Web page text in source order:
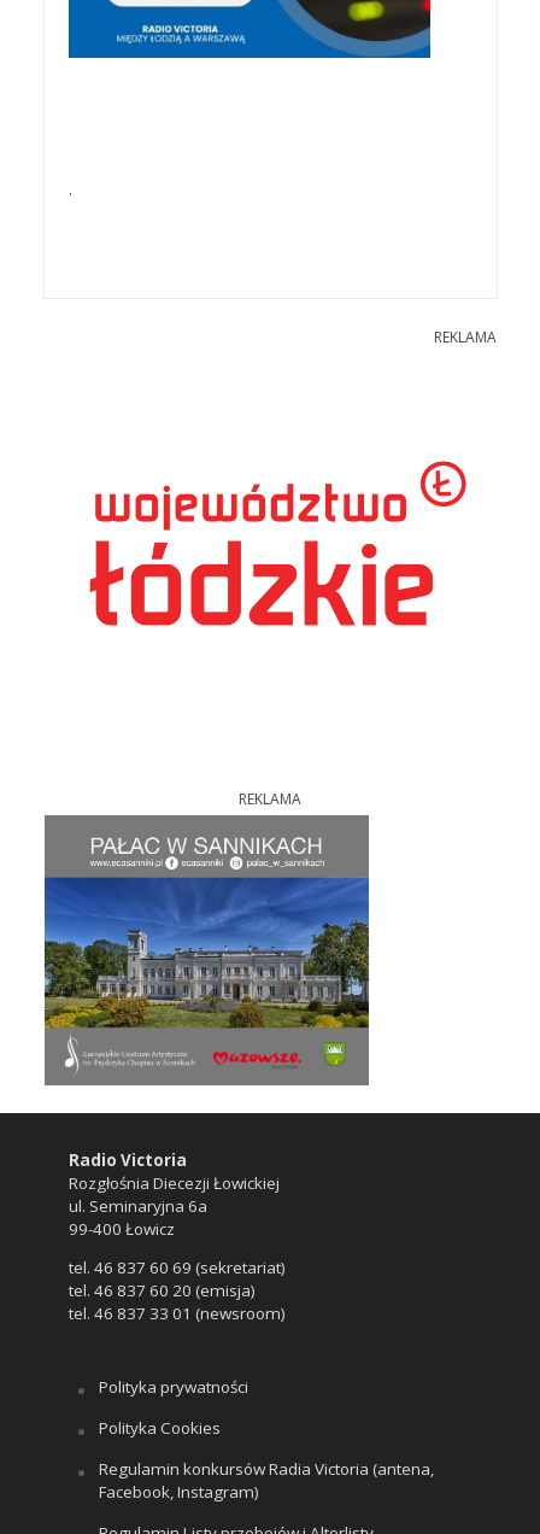
.
REKLAMA
REKLAMA
Radio Victoria
Rozgłośnia Diecezji Łowickiej
ul. Seminaryjna 6a
99-400 Łowicz
tel. 46 837 60 69 (sekretariat)
tel. 46 837 60 20 (emisja)
tel. 46 837 33 01 (newsroom)
Polityka prywatności
Polityka Cookies
Regulamin konkursów Radia Victoria (antena,
Facebook, Instagram)